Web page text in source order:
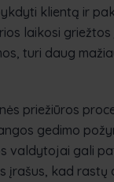
klientą ir
laikosi
turi daug
priežiūros
gedimo
valdytojai gali
įrašus, kad rastų